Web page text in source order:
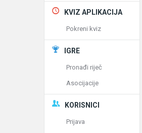
KVIZ APLIKACIJA
Pokreni kviz
IGRE
Pronađi riječ
Asocijacije
KORISNICI
Prijava